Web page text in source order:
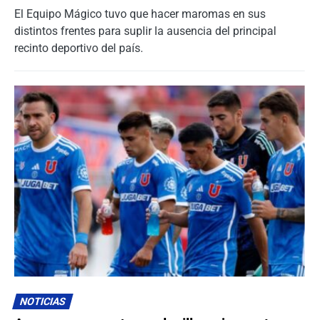
El Equipo Mágico tuvo que hacer maromas en sus
distintos frentes para suplir la ausencia del principal
recinto deportivo del país.
NOTICIAS